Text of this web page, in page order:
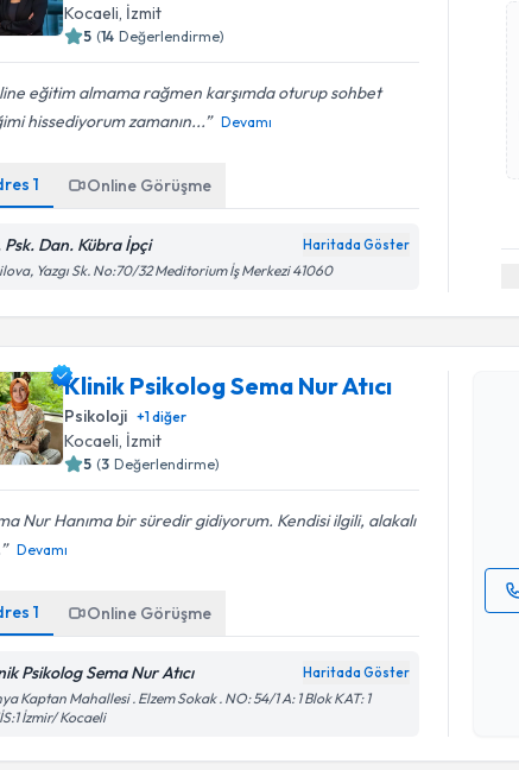
Kocaeli , İzmit
5 (14 Değerlendirme)
eğitim almama rağmen karşımda oturup sohbet
hissediyorum zamanın...
Devamı
1 Online Görüşme
Psk. Dan. Kübra İpçi Haritada Göster
Yazgı Sk. No:70/32 Meditorium İş Merkezi 41060
Klinik Psikolog Sema Nur Atıcı
Psikoloji +1diğer
Kocaeli, İzmit
5 (3 Değerlendirme)
Nur Hanıma bir süredir gidiyorum. Kendisi ilgili, alakalı
Devamı
1 Online Görüşme
Psikolog Sema Nur Atıcı Haritada Göster
Kaptan Mahallesi . Elzem Sokak . NO: 54/1 A: 1 Blok KAT: 1
İzmir/ Kocaeli